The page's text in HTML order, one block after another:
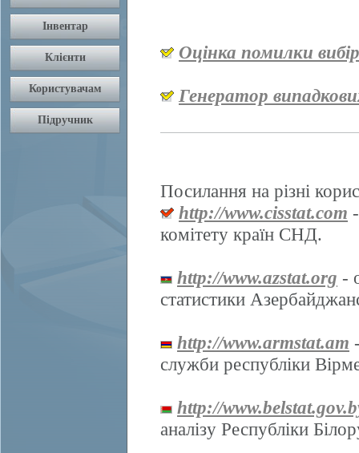
Оцінка помилки
Генератор
Посилання на різні
http://www.cisstat.com
комітету країн СНД.
http://www.azstat.org -
статистики
http://www.armstat.am
служби республіки
http://
аналізу Республіки